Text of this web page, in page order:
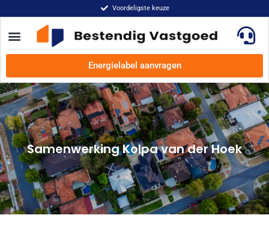
Voordeligste keuze
Energielabel aanvragen
Samenwerking Kolpa van der Hoek